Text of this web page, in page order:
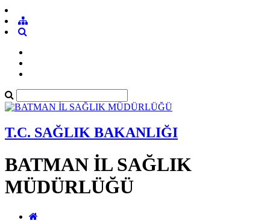
T.C. SAĞLIK BAKANLIĞI
BATMAN İL SAĞLIK
MÜDÜRLÜĞÜ